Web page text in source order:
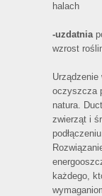
halach
-uzdatnia
wzrost
oczyszcza
natura.
zwierząt i
każdego,